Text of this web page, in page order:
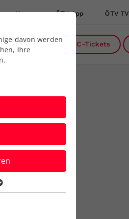
News ÖTV App ÖTV TV
uns DC-Tickets
davon werden
Ihre
der
Webseite